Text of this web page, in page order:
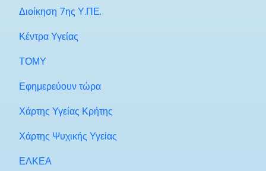
Διοίκηση 7ης Υ.ΠΕ.
Κέντρα Υγείας
ΤΟΜΥ
Εφημερεύουν τώρα
Χάρτης Υγείας Κρήτης
Χάρτης Ψυχικής Υγείας
ΕΛΚΕΑ